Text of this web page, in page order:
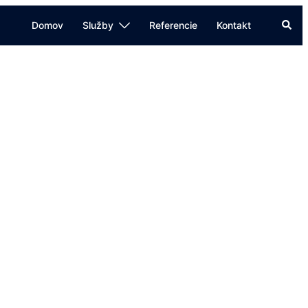
Domov Služby Referencie Kontakt